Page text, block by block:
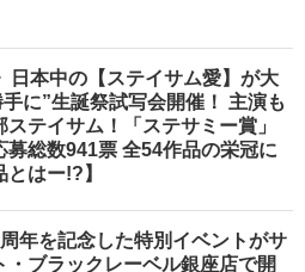
日本中の【ステイサム愛】が大
に”生誕祭試写会開催！ 主演も
ステイサム！「ステサミー賞」
募総数941票 全54作品の栄冠に
はー!?】
年を記念した特別イベントがサ
・ブラックレーベル銀座店で開